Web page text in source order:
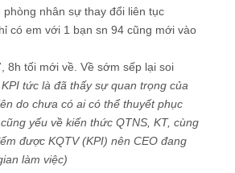
nhân sự thay đổi liên tục
có em với 1 bạn sn 94 cũng mới vào
8h tối mới về. Về sớm sếp lại soi
tức là đã thấy sự quan trọng của
do chưa có ai có thể thuyết phục
yếu về kiến thức QTNS, KT, cùng
được KQTV (KPI) nên CEO đang
làm việc)